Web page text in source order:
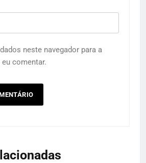
neste navegador para a
comentar.